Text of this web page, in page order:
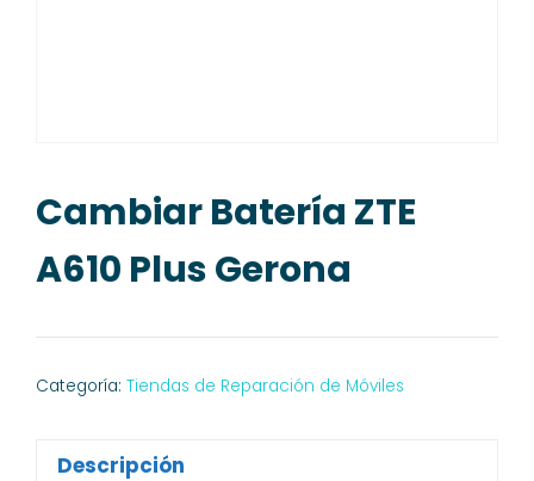
Cambiar Batería ZTE
A610 Plus Gerona
Categoría: Tiendas de Reparación de Móviles
Descripción